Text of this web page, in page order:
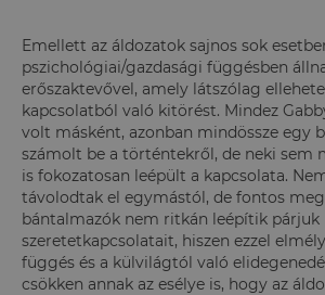
Emellett az áldozatok sajnos sok
pszichológiai/gazdasági függésben
erőszaktevővel, amely látszólag
kapcsolatból való kitörést. Mindez
volt másként, azonban mindössze egy
számolt be a történtekről, de neki sem
is fokozatosan leépült a kapcsolata.
távolodtak el egymástól, de fontos
bántalmazók nem ritkán leépítik párjuk
szeretetkapcsolatait, hiszen ezzel
függés és a külvilágtól való
csökken annak az esélye is, hogy az